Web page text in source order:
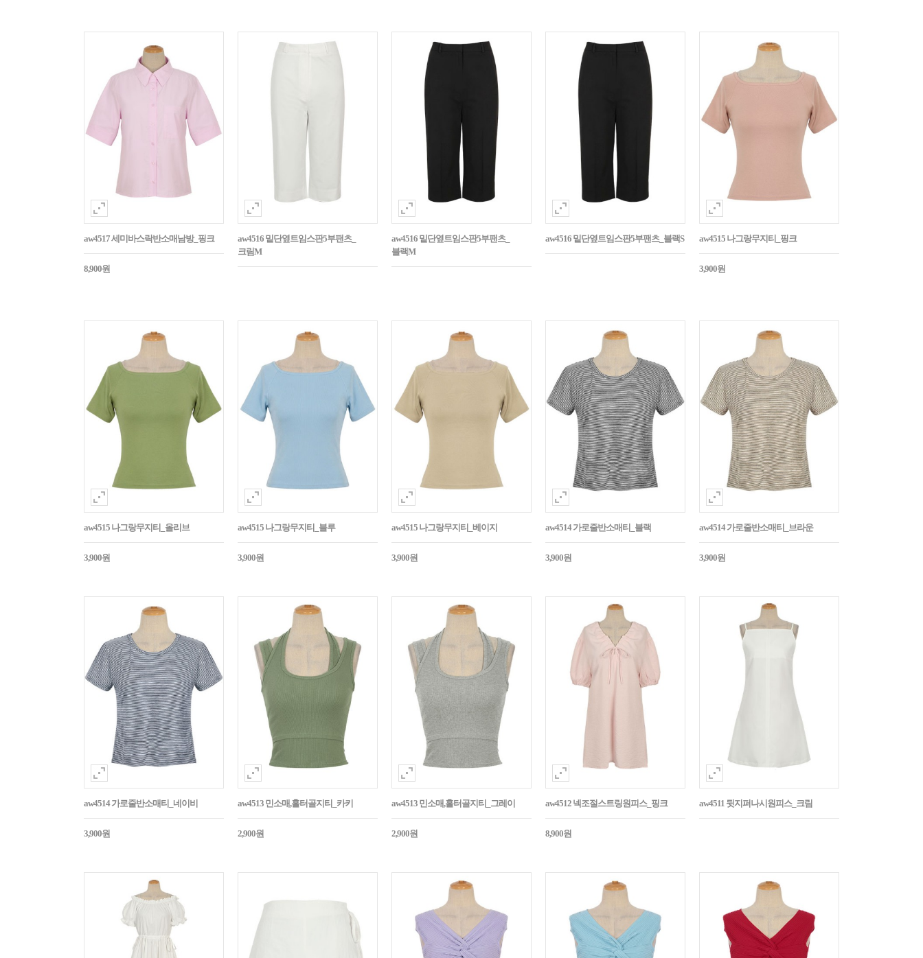
aw4517 세미바스락반소매남방_핑크
8,900원
aw4516 밑단옆트임스판5부팬츠_
크림M
aw4516 밑단옆트임스판5부팬츠_
블랙M
aw4516 밑단옆트임스판5부팬츠_블랙S aw4515 나그랑무지티_핑크
3,900원
aw4515 나그랑무지티_올리브
3,900원
aw4515 나그랑무지티_블루
3,900원
aw4515 나그랑무지티_베이지
3,900원
aw4514 가로줄반소매티_블랙
3,900원
aw4514 가로줄반소매티_브라운
3,900원
aw4514 가로줄반소매티_네이비
3,900원
aw4513 민소매,홀터골지티_카키
2,900원
aw4513 민소매,홀터골지티_그레이
2,900원
aw4512 넥조절스트링원피스_핑크
8,900원
aw4511 뒷지퍼나시원피스_크림